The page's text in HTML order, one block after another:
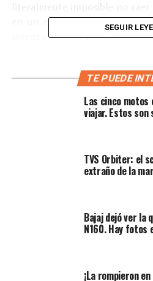
en un circuito, donde no
setenta y cinco porciento;
SEGUIR
TE PUEDE
Las cinco
viajar. Estos son
TVS Orbiter: el
extraño de la
Bajaj dejó ver la
N160. Hay fotos
¡La rompieron